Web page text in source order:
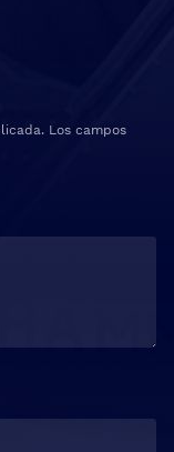
Los campos